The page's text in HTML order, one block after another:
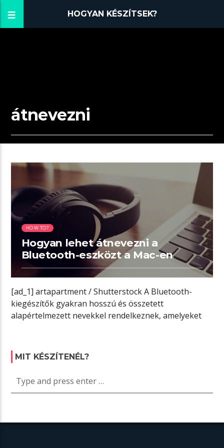
HOGYAN KÉSZÍTSEK?
átnevezni
HOW TO?
Hogyan lehet átnevezni a
Bluetooth-eszközt a Mac-en
[ad_1] artapartment / Shutterstock A Bluetooth-
kiegészítők gyakran hosszú és összetett
alapértelmezett nevekkel rendelkeznek, amelyeket
MIT KÉSZÍTENÉL?